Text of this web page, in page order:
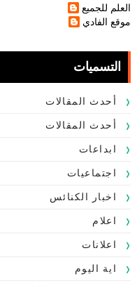
العلم للجميع
موقع الفادي
التسميات
أحدث المقالات
أحدث المقالات
ابداعات
اجتماعيات
اخبار الكنائس
اعلام
اعلانات
اية اليوم